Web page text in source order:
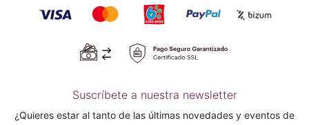
Suscríbete a nuestra newsletter
¿Quieres estar al tanto de las últimas novedades y eventos de